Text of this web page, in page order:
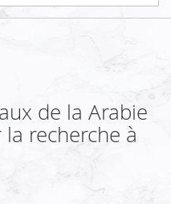
de la Arabie
recherche à